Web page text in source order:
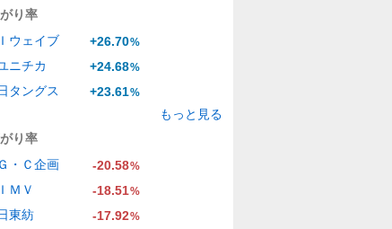
り率
Ｉウェイブ +26.70%
ニチカ +24.68%
タングス +23.61%
もっと見る
り率
Ｇ・Ｃ企画 -20.58%
ＩＭＶ -18.51%
東紡 -17.92%